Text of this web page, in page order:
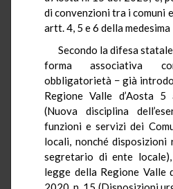
di convenzioni tra i comuni
artt. 4, 5 e 6 della
Secondo la difesa
forma associativa
obbligatorietà − già
Regione Valle d’Aosta
(Nuova disciplina
funzioni e servizi dei
locali, nonché
segretario di ente
legge della Regione Valle